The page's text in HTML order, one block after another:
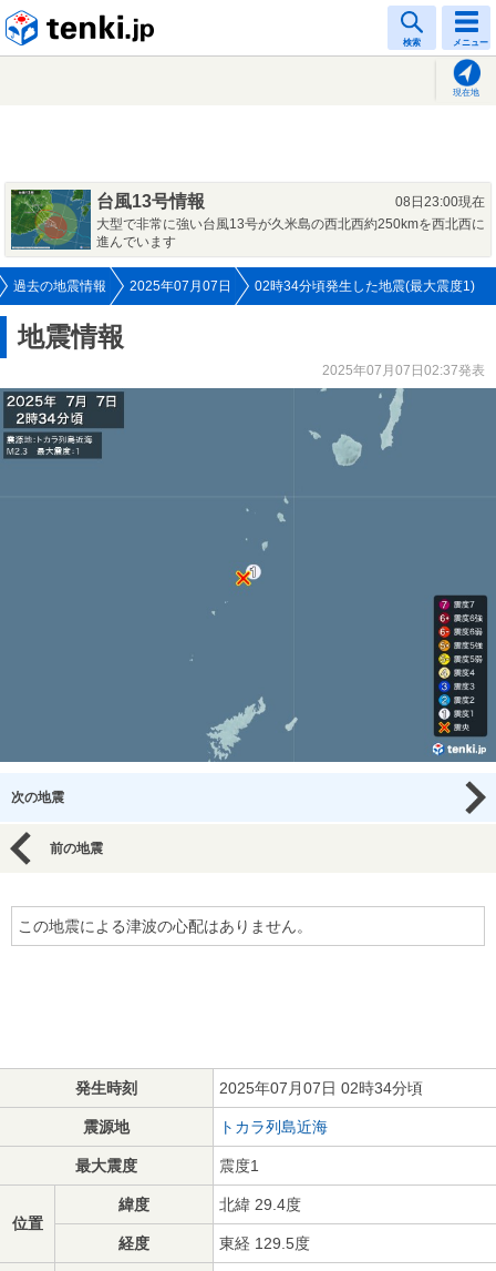
検索 メニュー
現在地
台風13号情報
08日23:00現在
大型で非常に強い台風13号が久米島の西北西約250kmを西北西に
進んでいます
過去の地震情報 2025年07月07日 02時34分頃発生した地震(最大震度1)
地震情報
2025年07月07日02:37発表
次の地震
前の地震
この地震による津波の心配はありません。
発生時刻 2025年07月07日 02時34分頃
震源地 トカラ列島近海
最大震度 震度1
位置
緯度 北緯 29.4度
経度 東経 129.5度